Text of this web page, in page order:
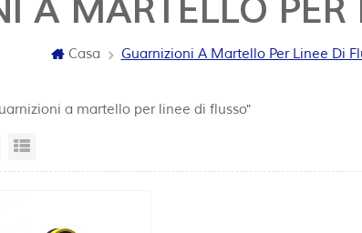
A MARTELLO PER
Casa Guarnizioni A Martello Per Linee Di
a martello per linee di flusso"
Vista a griglia